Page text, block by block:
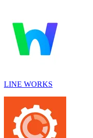
LINE WORKS